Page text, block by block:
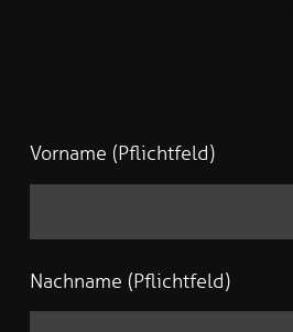
Vorname (Pflichtfeld)
Nachname (Pflichtfeld)